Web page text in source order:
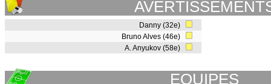
Danny (32e)
Bruno Alves (46e)
A. Anyukov (58e)
EQUIPES